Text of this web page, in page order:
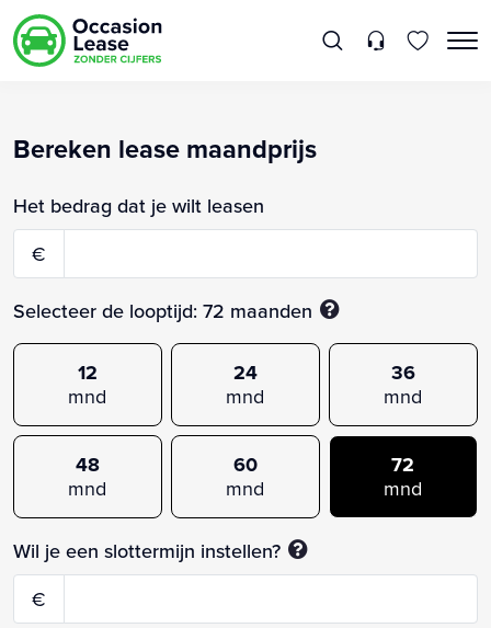
Bereken lease maandprijs
Het bedrag dat je wilt leasen
€
Selecteer de looptijd: 72 maanden
12
mnd
24
mnd
36
mnd
48
mnd
60
mnd
72
mnd
Wil je een slottermijn instellen?
€